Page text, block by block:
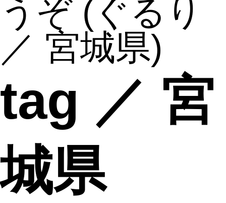
うぞ (ぐるり
／ 宮城県)
tag ／ 宮
城県